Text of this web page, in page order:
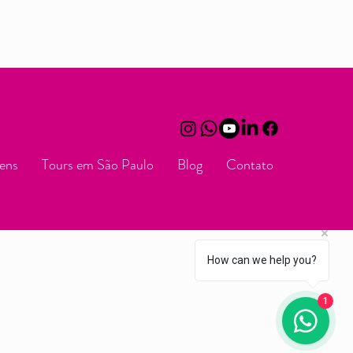
Tours em São Paulo Blog Contato
How can we help you?
1